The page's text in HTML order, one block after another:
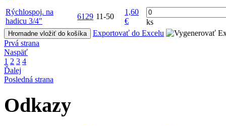
Rýchlospoj. na
hadicu 3/4"
6129 11-50
1,60
€
ks
Hromadne vložiť do košíka
Exportovať do Excelu
Prvá strana
Naspäť
1 2 3 4
Ďalej
Posledná strana
Odkazy